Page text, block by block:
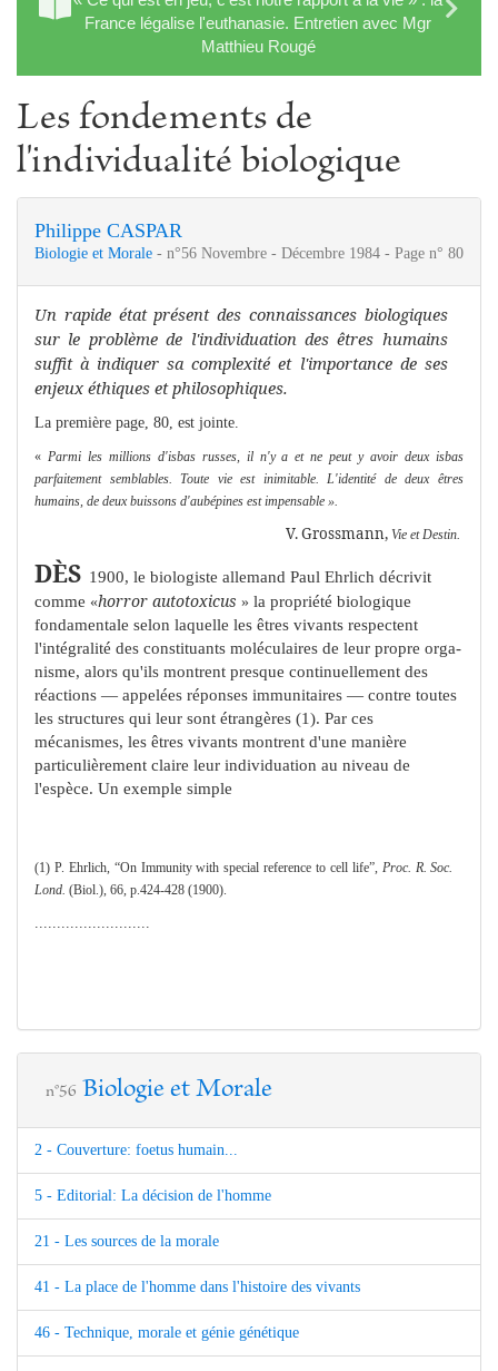
France légalise l'euthanasie. Entretien avec Mgr
Matthieu Rougé
Les fondements de
l'individualité biologique
Philippe CASPAR
Biologie et Morale - n°56 Novembre - Décembre 1984 - Page n° 80
Un rapide état présent des connaissances biologiques
sur le problème de l'individuation des êtres humains
suffità indiquer sa complexité et l'importance de ses
enjeux éthiques et philosophiques.
La première page, 80, est jointe.
« Parmi les millions d'isbas russes, il n'y a etne peut y avoir deux isbas
parfaitement sem­blables. Toute vie est inimitable. L'identité de deux êtres
humains, de deux buissons d'aubé­pines est impensable ».
V. Grossmann, Vie et Destin.
DÈS 1900, le biologiste allemand Paul Ehrlich décrivit
comme «horror autotoxicus » la propriété biologique
fondamentale selon laquelle les êtres vivants respectent
l'intégralité des constituants moléculaires de leur propre orga­
nisme, alors qu'ils montrent presque continuellement des
réac­tions — appelées réponses immunitaires — contre toutes
les structures qui leur sont étrangères (1). Par ces
mécanismes, les êtres vivants montrent d'une manière
particulièrement claire leur individuation au niveau de
l'espèce. Un exemple simple
(1) P. Ehrlich, “On Immunity with special reference to cell life”, Proc. R. Soc.
Lond. (Biol.), 66, p.424-428 (1900).
n°56 Biologie et Morale
2 - Couverture: foetus humain...
5 - Editorial: La décision de l'homme
21 - Les sources de la morale
41 - La place de l'homme dans l'histoire des vivants
46 - Technique, morale et génie génétique